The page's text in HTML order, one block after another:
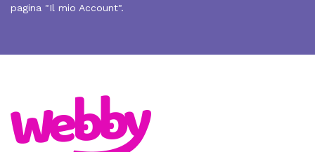
pagina "Il mio Account".